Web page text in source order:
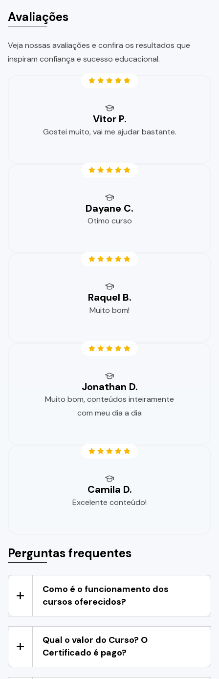
Avaliações
Veja nossas avaliações e confira os resultados que
inspiram confiança e sucesso educacional.
Vitor P.
Gostei muito, vai me ajudar bastante.
Dayane C.
Otimo curso
Raquel B.
Muito bom!
Jonathan D.
Muito bom, conteúdos inteiramente
com meu dia a dia
Camila D.
Excelente conteúdo!
Perguntas frequentes
Como é o funcionamento dos
cursos oferecidos?
Qual o valor do Curso? O
Certificado é pago?